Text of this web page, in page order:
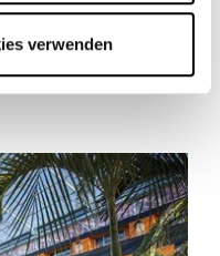
verwenden